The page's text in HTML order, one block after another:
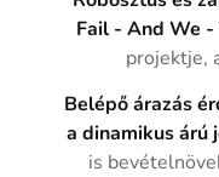
Fail - And We
projektje,
Belépő árazás
a dinamikus árú
is